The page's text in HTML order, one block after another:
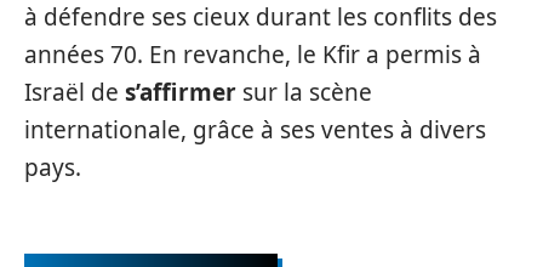
à défendre ses cieux durant les conflits des
années 70. En revanche, le Kfir a permis à
Israël de s’affirmer sur la scène
internationale, grâce à ses ventes à divers
pays.